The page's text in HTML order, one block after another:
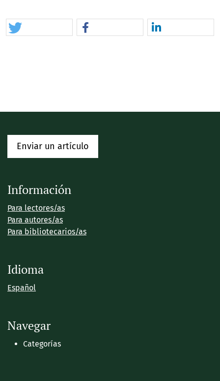
Enviar un artículo
Información
Para lectores/as
Para autores/as
Para bibliotecarios/as
Idioma
Español
Navegar
Categorías